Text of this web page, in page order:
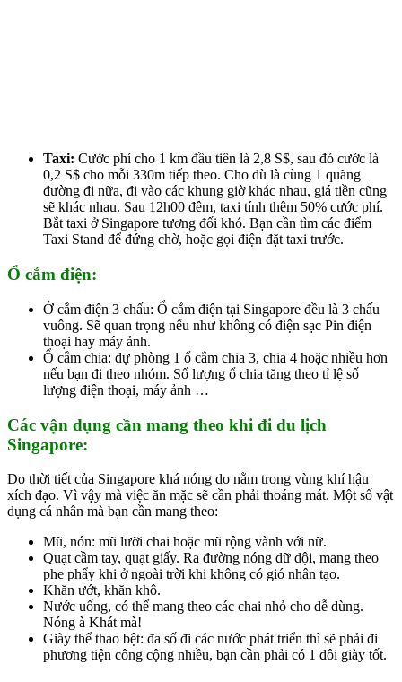
Taxi: Cước phí cho 1 km đầu tiên là 2,8 S$, sau đó cước là
0,2 S$ cho mỗi 330m tiếp theo. Cho dù là cùng 1 quãng
đường đi nữa, đi vào các khung giờ khác nhau, giá tiền cũng
sẽ khác nhau. Sau 12h00 đêm, taxi tính thêm 50% cước phí.
Bắt taxi ở Singapore tương đối khó. Bạn cần tìm các điểm
Taxi Stand để đứng chờ, hoặc gọi điện đặt taxi trước.
Ổ cắm điện:
Ở cắm điện 3 chấu: Ổ cắm điện tại Singapore đều là 3 chấu
vuông. Sẽ quan trọng nếu như không có điện sạc Pin điện
thoại hay máy ảnh.
Ổ cắm chia: dự phòng 1 ổ cắm chia 3, chia 4 hoặc nhiều hơn
nếu bạn đi theo nhóm. Số lượng ổ chia tăng theo tỉ lệ số
lượng điện thoại, máy ảnh …
Các vận dụng cần mang theo khi đi du lịch
Singapore:
Do thời tiết của Singapore khá nóng do nằm trong vùng khí hậu
xích đạo. Vì vậy mà việc ăn mặc sẽ cần phải thoáng mát. Một số vật
dụng cá nhân mà bạn cần mang theo:
Mũ, nón: mũ lưỡi chai hoặc mũ rộng vành với nữ.
Quạt cầm tay, quạt giấy. Ra đường nóng dữ dội, mang theo
phe phẩy khi ở ngoài trời khi không có gió nhân tạo.
Khăn ướt, khăn khô.
Nước uống, có thể mang theo các chai nhỏ cho dễ dùng.
Nóng à Khát mà!
Giày thể thao bệt: đa số đi các nước phát triển thì sẽ phải đi
phương tiện công cộng nhiều, bạn cần phải có 1 đôi giày tốt.